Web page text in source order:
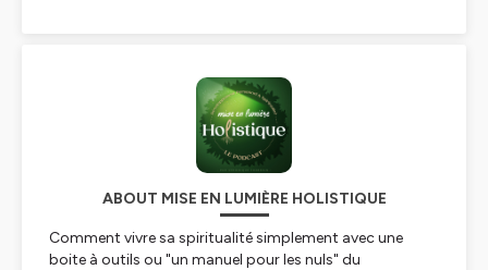
ABOUT MISE EN LUMIÈRE HOLISTIQUE
Comment vivre sa spiritualité simplement avec une
boite à outils ou "un manuel pour les nuls" du